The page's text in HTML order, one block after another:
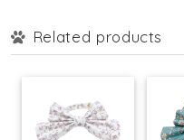
Related products